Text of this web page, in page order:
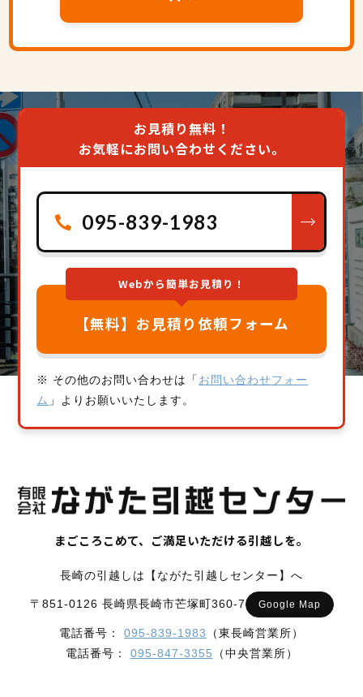
お見積り無料！
お気軽にお問い合わせください。
095-839-1983
Webから簡単お見積り！
【無料】お見積り依頼フォーム
※ その他のお問い合わせは「 お問い合わせフォー
ム 」よりお願いいたします。
まごころこめて、ご満足いただける引越しを。
長崎の引越しは【ながた引越しセンター】へ
〒851-0126 長崎県長崎市芒塚町360-7 Google Map
電話番号： 095-839-1983
（東長崎営業所）
電話番号： 095-847-3355 （中央営業所）